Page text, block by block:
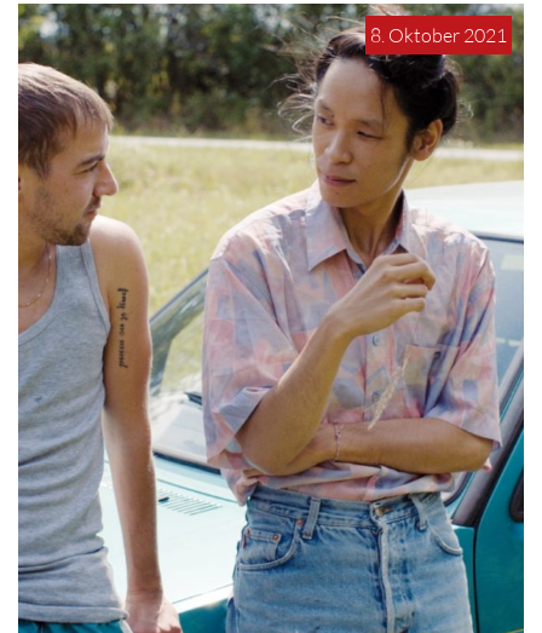
8. Oktober 2021